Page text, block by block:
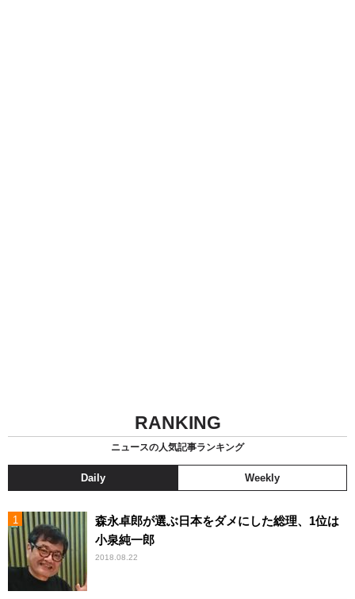
RANKING
ニュースの人気記事ランキング
Daily Weekly
森永卓郎が選ぶ日本をダメにした総理、1位は
小泉純一郎
2018.08.22